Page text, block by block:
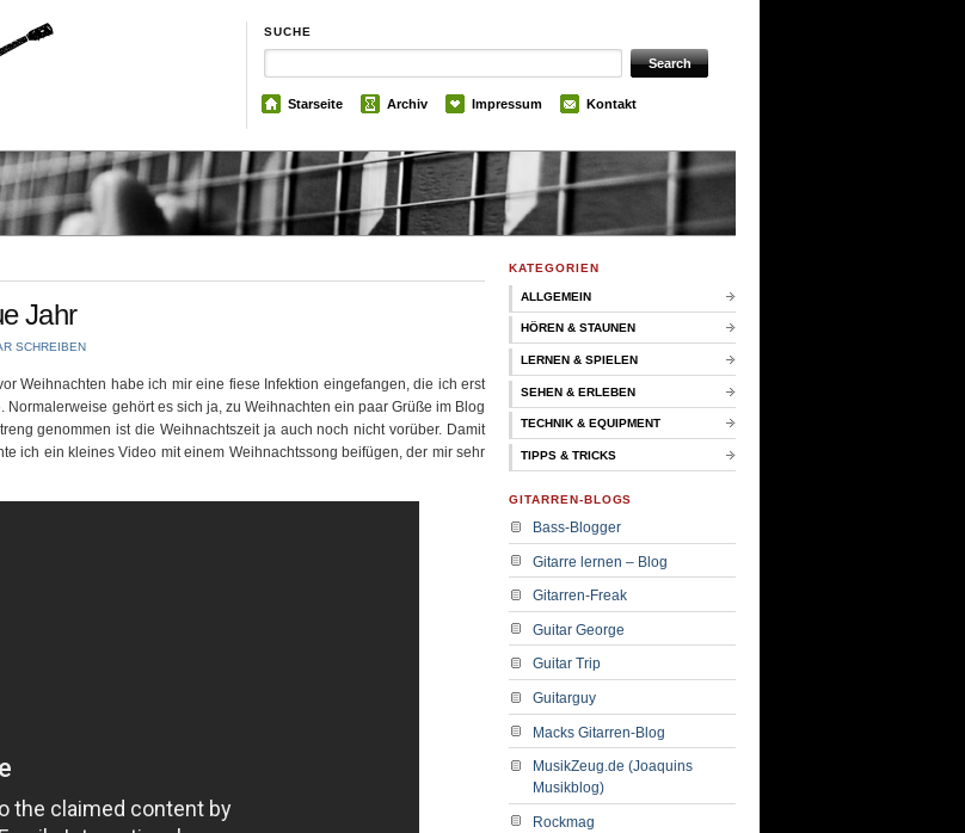
SUCHE
Starseite Archiv Impressum Kontakt
Jahr
SCHREIBEN
Weihnachten habe ich mir eine fiese Infektion eingefangen, die ich erst
gehört es sich ja, zu Weihnachten ein paar Grüße im Blog
genommen ist die Weihnachtszeit ja auch noch nicht vorüber. Damit
ich ein kleines Video mit einem Weihnachtssong beifügen, der mir sehr
KATEGORIEN
ALLGEMEIN
HÖREN & STAUNEN
LERNEN & SPIELEN
SEHEN & ERLEBEN
TECHNIK & EQUIPMENT
TIPPS & TRICKS
GITARREN-BLOGS
Bass-Blogger
Gitarre lernen – Blog
Gitarren-Freak
Guitar George
Guitar Trip
Guitarguy
Macks Gitarren-Blog
MusikZeug.de (Joaquins
Musikblog)
Rockmag